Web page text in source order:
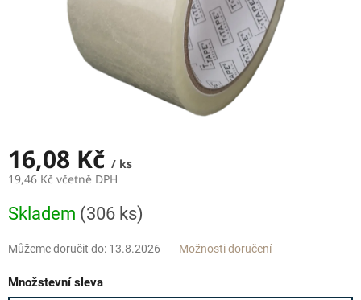
16,08 Kč / ks
19,46 Kč včetně DPH
cena:
Skladem (306 ks)
Můžeme doručit do: 13.8.2026 Možnosti doručení
Množstevní sleva